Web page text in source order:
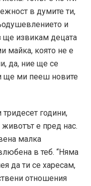
в думите ти,
и
ще извикам децата
майка, която не е
да, ние ще се
ще ми пееш новите
години,
е пред нас.
малка
в теб. “Няма
да ти се харесам,
отношения